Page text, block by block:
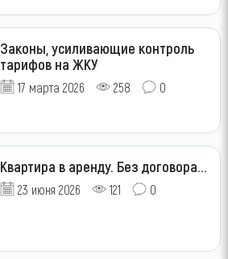
Законы, усиливающие контроль
тарифов на ЖКУ
17 марта 2026 258 0
Квартира в аренду. Без договора...
23 июня 2026 121 0